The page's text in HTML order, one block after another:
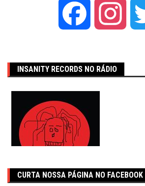
Facebook
INSANITY RECORDS NO RÁDIO
CURTA NOSSA PÁGINA NO FACEBOOK